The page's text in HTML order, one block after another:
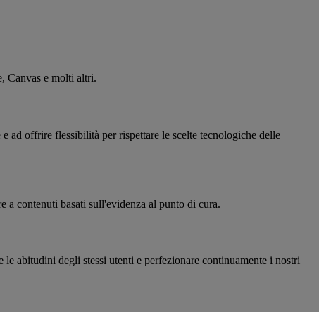
Canvas e molti altri.
ad offrire flessibilità per rispettare le scelte tecnologiche delle
a contenuti basati sull'evidenza al punto di cura.
abitudini degli stessi utenti e perfezionare continuamente i nostri